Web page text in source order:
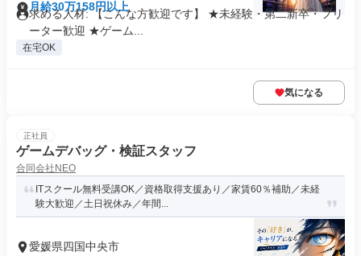
月給30万158円以上
求める人材: 【こんな方歓迎です】 ★未経験・第二新卒・フリ
ーター歓迎 ★ゲーム...
在宅OK
気になる
正社員
ゲームデバッグ・検証スタッフ
合同会社NEO
ITスクール無料受講OK／資格取得支援あり／家賃60％補助／未経
験大歓迎／土日祝休み／年間...
愛媛県四国中央市